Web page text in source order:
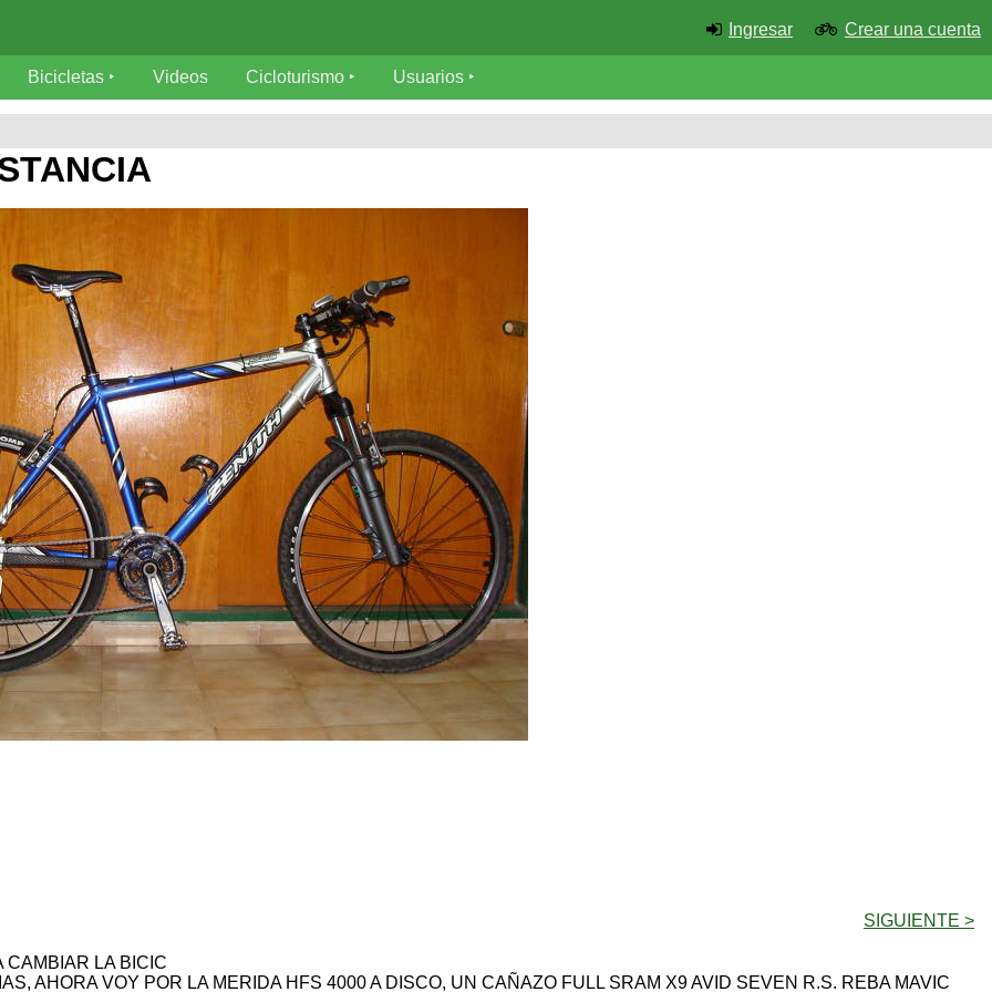
Ingresar Crear una cuenta
Bicicletas Videos Cicloturismo Usuarios
SIGUIENTE >
CAMBIAR LA BICIC
AHORA VOY POR LA MERIDA HFS 4000 A DISCO, UN CAÑAZO FULL SRAM X9 AVID SEVEN R.S. REBA MAVIC